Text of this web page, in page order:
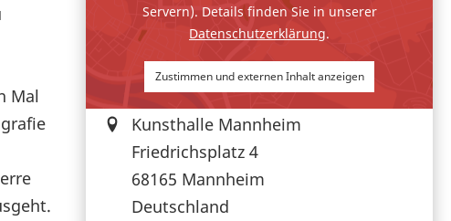
Servern). Details finden Sie in unserer
Datenschutzerklärung.
Zustimmen und externen Inhalt anzeigen
Kunsthalle Mannheim
Friedrichsplatz 4
68165 Mannheim
Deutschland
Mal